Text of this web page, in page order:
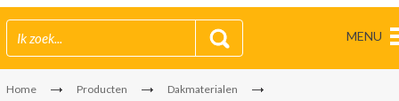
MENU
Home Producten
Dakmaterialen